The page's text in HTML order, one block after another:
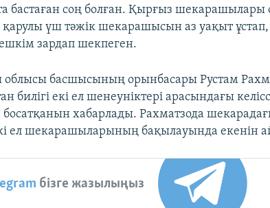
бастаған соң болған. Қырғыз шекарашылары
үш тәжік шекарашысын аз уақыт ұстап,
зардап шекпеген.
облысы басшысының орынбасары Рустам
билігі екі ел шенеуніктері арасындағы
хабарлады. Рахматзода
ел шекарашыларының бақылауында екенін
бізге жазылыңыз